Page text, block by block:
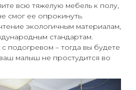
всю тяжелую мебель к полу,
смог ее опрокинуть.
экологичным материалам,
стандартам.
подогревом – тогда вы будете
малыш не простудится во